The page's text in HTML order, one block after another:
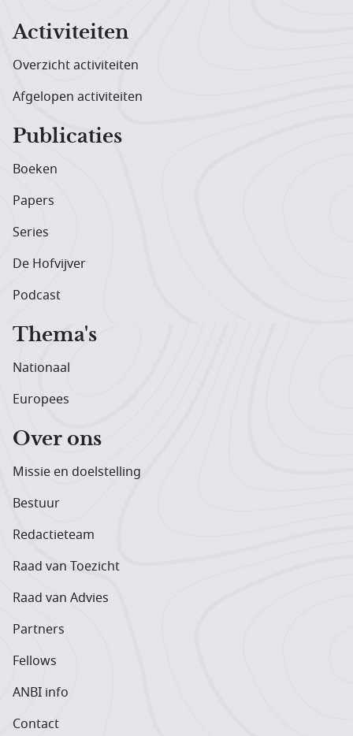
Activiteiten
Overzicht activiteiten
Afgelopen activiteiten
Publicaties
Boeken
Papers
Series
De Hofvijver
Podcast
Thema's
Nationaal
Europees
Over ons
Missie en doelstelling
Bestuur
Redactieteam
Raad van Toezicht
Raad van Advies
Partners
Fellows
ANBI info
Contact